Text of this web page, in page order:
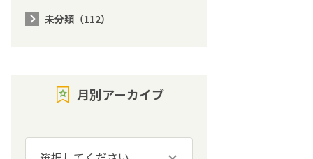
未分類（112）
月別アーカイブ